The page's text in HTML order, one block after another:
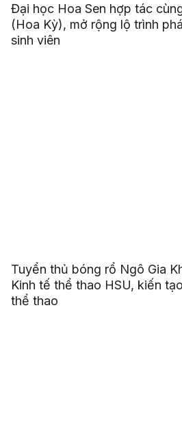
Đại học Hoa Sen hợp tác
(Hoa Kỳ), mở rộng lộ trình
sinh viên
Tuyển thủ bóng rổ Ngô Gia
Kinh tế thể thao HSU, kiến
thể thao